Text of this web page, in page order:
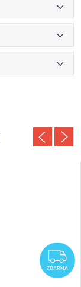
ZDARMA